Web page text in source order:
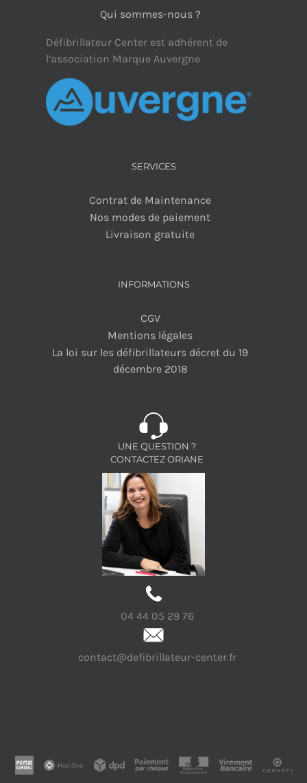
Qui sommes-nous ?
Défibrillateur Center est adhérent de
l’association Marque Auvergne
SERVICES
Contrat de Maintenance
Nos modes de paiement
Livraison gratuite
INFORMATIONS
CGV
Mentions légales
La loi sur les défibrillateurs décret du 19
décembre 2018
UNE QUESTION ?
CONTACTEZ ORIANE
04 44 05 29 76
contact@defibrillateur-center.fr